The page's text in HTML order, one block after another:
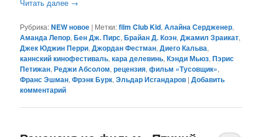
Читать далее →
Рубрика:NEW новое | Метки:film Club Kid,Алайна Сердженер,
Аманда Лепор,Бен Дж. Пирс,Брайан Д. Коэн,Джамил Зраикат,
Джек Юджин Перри,Джордан Фестман,Диего Кальва,
каннский кинофестиваль,кара делевинь,Кэнди Мьюз,Пэрис
Петижан,Реджи Абсолом,рецензия,фильм «Тусовщик»,
Франс Эшман,Фрэнк Бурк,Эльдар Исгандаров |Добавить
комментарий